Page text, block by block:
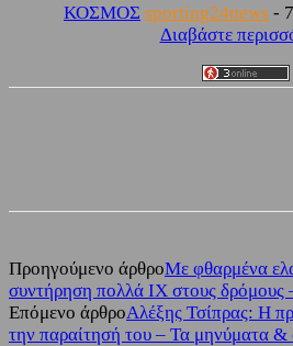
ΚΟΣΜΟΣ sporting24news -
Διαβάστε
Προηγούμενο άρθροΜε φθαρμένα
συντήρηση πολλά ΙΧ στους
Επόμενο άρθροΑλέξης Τσίπρας: Η
την παραίτησή του – Τα μηνύματα &